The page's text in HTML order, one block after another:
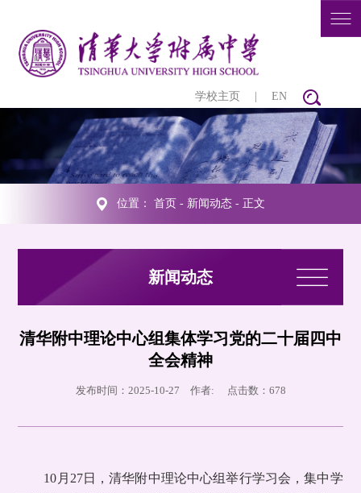
学校主页 EN
位置： 首页- 新闻动态- 正文
新闻动态
清华附中理论中心组集体学习党的二十届四中
全会精神
发布时间：2025-10-27 作者: 点击数： 678
10月27日，清华附中理论中心组举行学习会，集中学